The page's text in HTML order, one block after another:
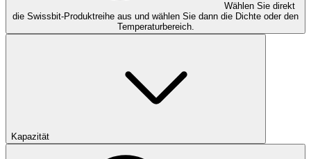
Wählen Sie direkt
die Swissbit-Produktreihe aus und wählen Sie dann die Dichte oder den
Temperaturbereich.
Kapazität